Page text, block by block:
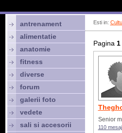
Esti in:
Pagina 1
Senior
110
antrenament
alimentatie
anatomie
fitness
diverse
forum
galerii foto
vedete
sali si accesorii